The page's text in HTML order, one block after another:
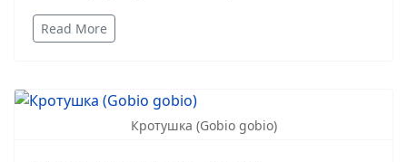
Read More
Кротушка (Gobio gobio)